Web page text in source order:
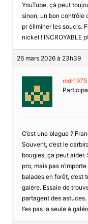
YouTube, çà peut
sinon, un bon contrôle
pr èliminer les soucis.
nickel ! INCROYABLE
26 mars 2026 à 23h39
mdr1975
C’est une blague ?
Souvent, c’est le
bougies, ça peut
pro, mais pas
balades en forêt, c’est
galère. Essaie de
partagent des
t’es pas la seule à